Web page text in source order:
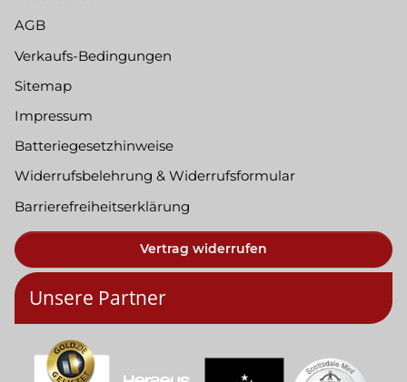
AGB
Verkaufs-Bedingungen
Sitemap
Impressum
Batteriegesetzhinweise
Widerrufsbelehrung & Widerrufsformular
Barrierefreiheitserklärung
Vertrag widerrufen
Unsere Partner